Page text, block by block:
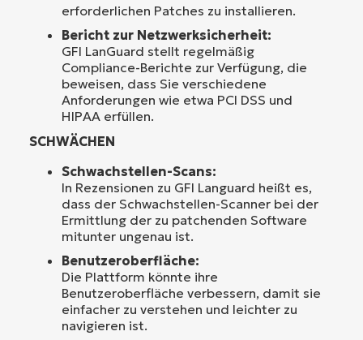
erforderlichen Patches zu installieren.
Bericht zur Netzwerksicherheit:
GFI LanGuard stellt regelmäßig
Compliance-Berichte zur Verfügung, die
beweisen, dass Sie verschiedene
Anforderungen wie etwa PCI DSS und
HIPAA erfüllen.
SCHWÄCHEN
Schwachstellen-Scans:
In Rezensionen zu GFI Languard heißt es,
dass der Schwachstellen-Scanner bei der
Ermittlung der zu patchenden Software
mitunter ungenau ist.
Benutzeroberfläche:
Die Plattform könnte ihre
Benutzeroberfläche verbessern, damit sie
einfacher zu verstehen und leichter zu
navigieren ist.